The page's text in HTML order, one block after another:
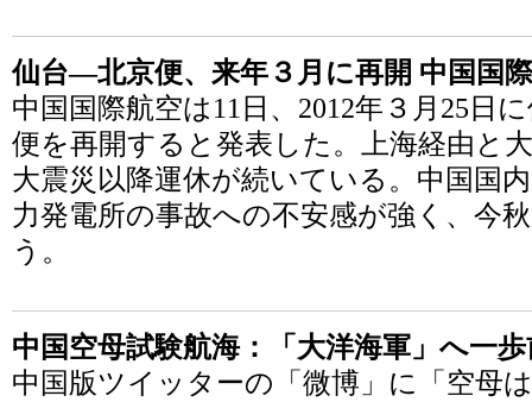
仙台―北京便、来年３月に再開 中国国
中国国際航空は11日、2012年３月25日
便を再開すると発表した。上海経由と
大震災以降運休が続いている。中国国
力発電所の事故への不安感が強く、今
う。
中国空母試験航海：「大洋海軍」へ一
中国版ツイッターの「微博」に「空母